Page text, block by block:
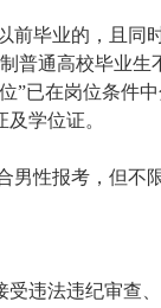
前毕业的，且
普通高校毕业
”已在岗位条件
学位证。
男性报考，但不
违法违纪审查